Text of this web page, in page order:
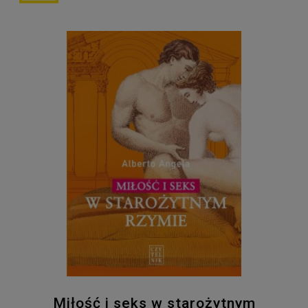
Miłość i seks w starożytnym